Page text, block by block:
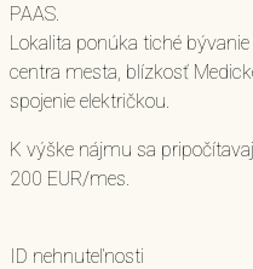
PAAS.
Lokalita ponúka tiché
centra mesta, blízkosť
spojenie električkou.
K výške nájmu sa
200 EUR/mes.
ID nehnuteľnosti